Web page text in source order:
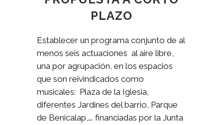
PLAZO
Establecer un programa conjunto de al
menos seis actuaciones al aire libre,
una por agrupación, en los espacios
que son reivindicados como
musicales: Plaza de la Iglesia,
diferentes Jardines del barrio, Parque
de Benicalap,…. financiadas por la Junta